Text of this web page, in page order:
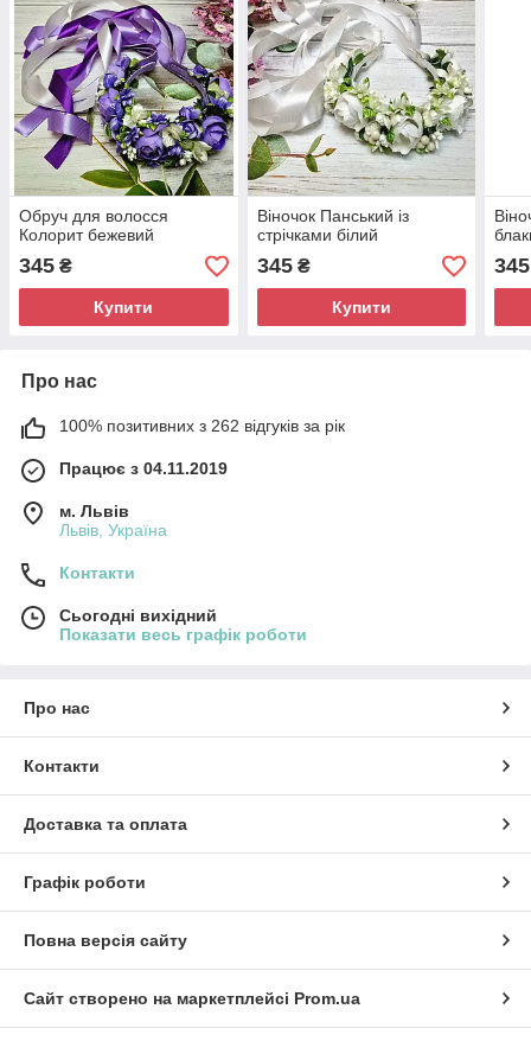
Обруч для волосся
Колорит бежевий
345 ₴
Купити
Віночок Панський із
стрічками білий
345₴
Купити
345
Про нас
100% позитивних з 262 відгуків за рік
Працює з 04.11.2019
м. Львів
Львів, Україна
Контакти
Сьогодні вихідний
Показати весь графік роботи
Про нас
Контакти
Доставка та оплата
Графік роботи
Повна версія сайту
Сайт створено на маркетплейсі Prom.ua